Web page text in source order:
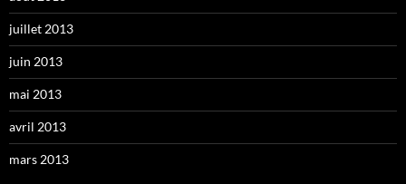
juillet 2013
juin 2013
mai 2013
avril 2013
mars 2013